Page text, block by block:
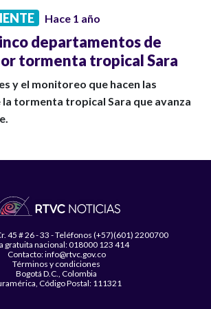
Hace 1 año
departamentos de
tormenta tropical Sara
y el monitoreo que hacen las
tormenta tropical Sara que avanza
45 # 26 - 33 - Teléfonos (+57)(601) 2200700
gratuita nacional: 018000 123 414
Contacto: info@rtvc.gov.co
Términos y condiciones
Bogotá D.C., Colombia
Código Postal: 111321